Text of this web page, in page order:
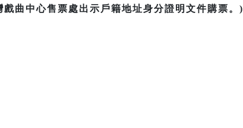
曲中心售票處出示戶籍地址身分證明文件購票。)